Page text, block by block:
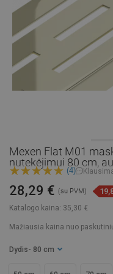
Mexen Flat M01
nutekėjimui 80 cm,
(4)
Katalogo kaina: 35,30 €
28,29 € (su PVM)
Mažiausia kaina nuo
Dydis - 80 cm